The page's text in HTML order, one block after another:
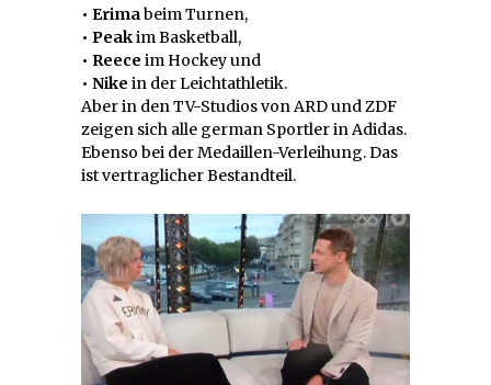
• Erimabeim Turnen,
• Peakim Basketball,
• Reece im Hockey und
• Nike in der Leichtathletik.
Aber in den TV-Studios von ARD und ZDF
zeigen sich alle german Sportler in Adidas.
Ebenso bei der Medaillen-Verleihung. Das
ist vertraglicher Bestandteil.